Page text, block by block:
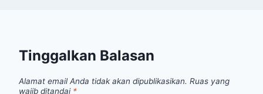
Tinggalkan Balasan
Alamat email Anda tidak akan dipublikasikan. Ruas yang
wajib ditandai *